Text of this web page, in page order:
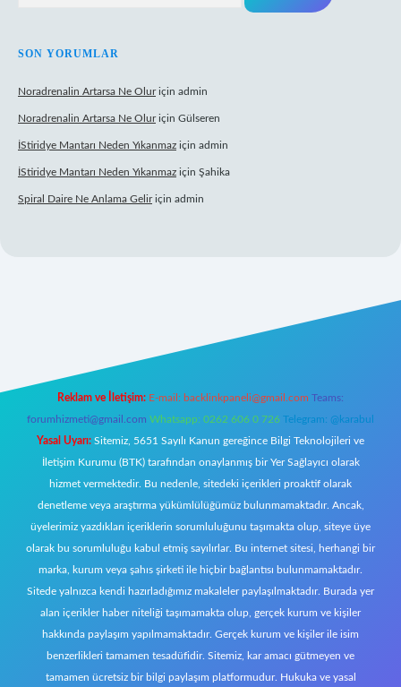
SON YORUMLAR
Noradrenalin Artarsa Ne Oluriçin admin
Noradrenalin Artarsa Ne Oluriçin Gülseren
İStiridye Mantarı Neden Yıkanmaz için admin
İStiridye Mantarı Neden Yıkanmaz için Şahika
Spiral Daire Ne Anlama Geliriçin admin
Reklam ve İletişim: E-mail: backlinkpaneli@gmail.com Teams:
forumhizmeti@gmail.com Whatsapp: 0262 606 0 726 Telegram: @karabul
Yasal Uyarı: Sitemiz, 5651 Sayılı Kanun gereğince Bilgi Teknolojileri ve
İletişim Kurumu (BTK) tarafından onaylanmış bir Yer Sağlayıcı olarak
hizmet vermektedir. Bu nedenle, sitedeki içerikleri proaktif olarak
denetleme veya araştırma yükümlülüğümüz bulunmamaktadır. Ancak,
üyelerimiz yazdıkları içeriklerin sorumluluğunu taşımakta olup, siteye üye
olarak bu sorumluluğu kabul etmiş sayılırlar. Bu internet sitesi, herhangi bir
marka, kurum veya şahıs şirketi ile hiçbir bağlantısı bulunmamaktadır.
Sitede yalnızca kendi hazırladığımız makaleler paylaşılmaktadır. Burada yer
alan içerikler haber niteliği taşımamakta olup, gerçek kurum ve kişiler
hakkında paylaşım yapılmamaktadır. Gerçek kurum ve kişiler ile isim
benzerlikleri tamamen tesadüfidir. Sitemiz, kar amacı gütmeyen ve
tamamen ücretsiz bir bilgi paylaşım platformudur. Hukuka ve yasal